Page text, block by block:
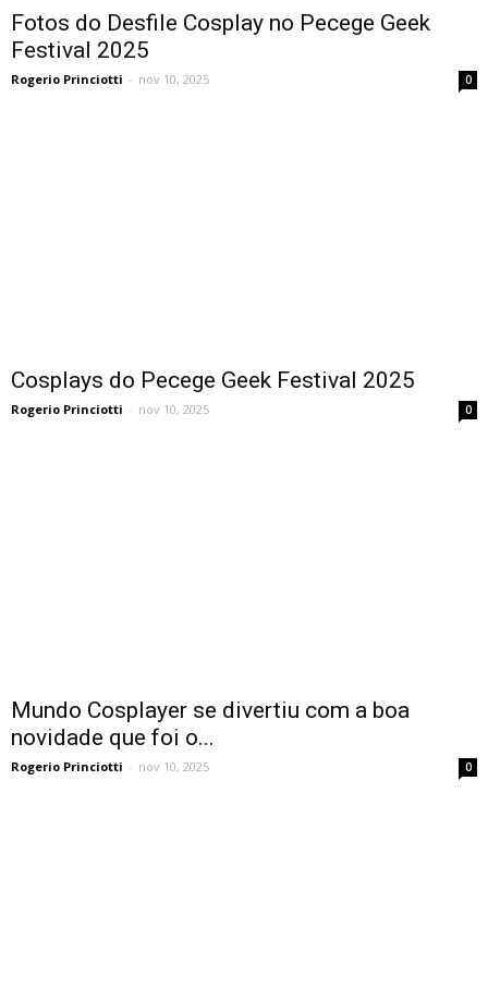
Fotos do Desfile Cosplay no Pecege Geek
Festival 2025
Rogerio Princiotti - nov 10, 2025 0
Cosplays do Pecege Geek Festival 2025
Rogerio Princiotti - nov 10, 2025 0
Mundo Cosplayer se divertiu com a boa
novidade que foi o...
Rogerio Princiotti - nov 10, 2025 0